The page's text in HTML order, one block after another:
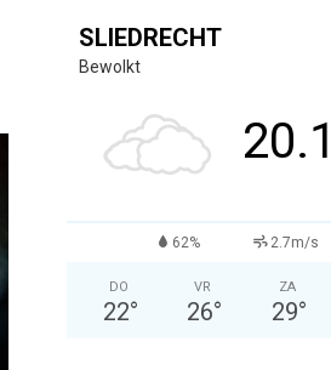
SLIEDRECHT
Bewolkt
20.1
62% 2.7m/s
DO
22°
VR
26°
ZA
29°